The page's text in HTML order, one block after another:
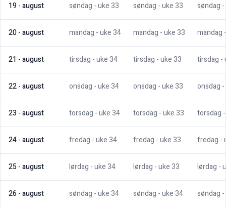
19-august søndag - uke33 søndag - uke33 søndag
20-august mandag - uke34 mandag - uke33 mandag
21 -august tirsdag - uke34 tirsdag - uke33 tirsdag -
22-august onsdag - uke34 onsdag - uke33 onsdag
23 -august torsdag - uke34 torsdag - uke33 torsdag
24-august fredag - uke34 fredag - uke33 fredag -
25-august lørdag - uke34 lørdag - uke33 lørdag -
26-august søndag - uke34 søndag - uke34 søndag